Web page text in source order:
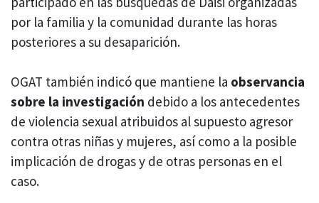
por la familia y la comunidad durante las horas
posteriores a su desaparición.
OGAT también indicó que mantiene la observancia
sobre la investigación debido a los antecedentes
de violencia sexual atribuidos al supuesto agresor
contra otras niñas y mujeres, así como a la posible
implicación de drogas y de otras personas en el
caso.